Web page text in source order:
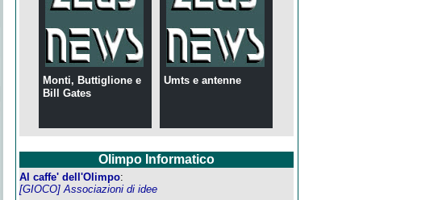
Monti, Buttiglione e
Bill Gates
Umts e antenne
Olimpo Informatico
Al caffe' dell'Olimpo:
[GIOCO] Associazioni di idee